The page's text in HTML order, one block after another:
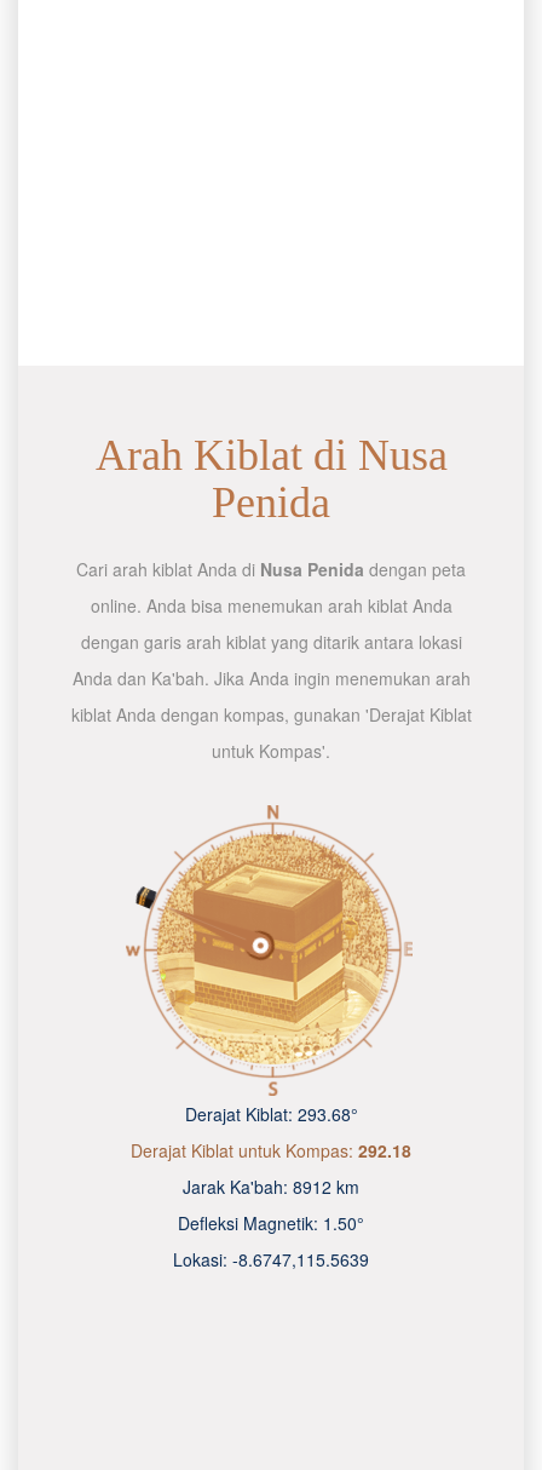
Arah Kiblat di Nusa
Penida
Cari arah kiblat Anda di Nusa Penida dengan peta
online. Anda bisa menemukan arah kiblat Anda
dengan garis arah kiblat yang ditarik antara lokasi
Anda dan Ka'bah. Jika Anda ingin menemukan arah
kiblat Anda dengan kompas, gunakan 'Derajat Kiblat
untuk Kompas'.
Derajat Kiblat: 293.68°
Derajat Kiblat untuk Kompas: 292.18
Jarak Ka'bah: 8912 km
Defleksi Magnetik: 1.50°
Lokasi: -8.6747,115.5640